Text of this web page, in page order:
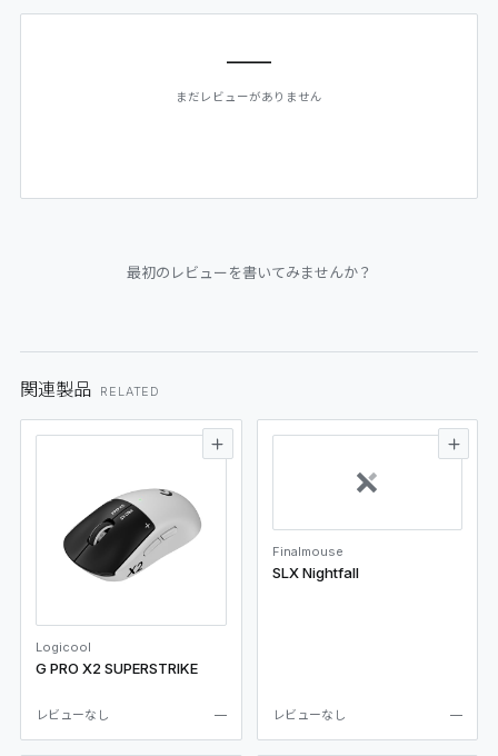
—
まだレビューがありません
最初のレビューを書いてみませんか？
関連製品 RELATED
Logicool
G PRO X2 SUPERSTRIKE
レビューなし —
Finalmouse
SLX Nightfall
レビューなし —